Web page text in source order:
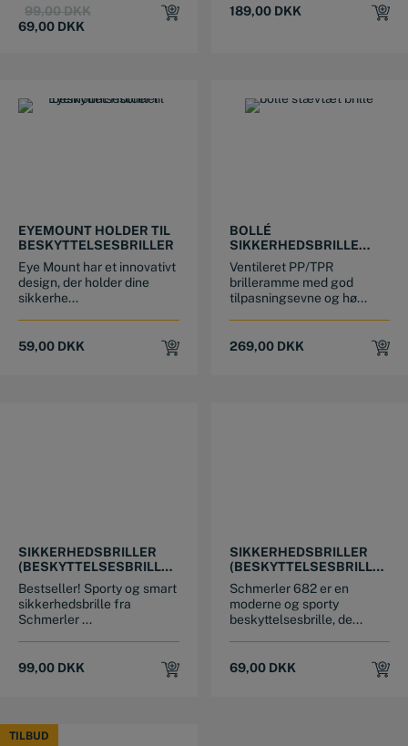
99,00DKKOriginal
69,00 DKK
Current
189,00 DKK
EYEMOUNT HOLDER TIL
BESKYTTELSESBRILLER
Eye Mount har et innovativt
design, der holder dine
sikkerhe...
59,00 DKK
BOLLÉ
SIKKERHEDSBRILLE
STØVTÆT
Ventileret PP/TPR
brilleramme med god
tilpasningsevne og hø...
269,00 DKK
SIKKERHEDSBRILLER
(BESKYTTELSESBRILLE)
KLART GLAS 622
Bestseller! Sporty og smart
sikkerhedsbrille fra
Schmerler ...
99,00 DKK
SIKKERHEDSBRILLER
(BESKYTTELSESBRILLE)
KLART GLAS 682
Schmerler 682 er en
moderne og sporty
beskyttelsesbrille, de...
69,00 DKK
TILBUD